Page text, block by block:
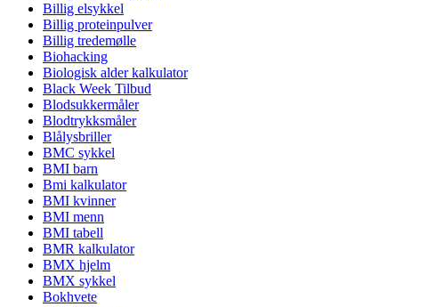
Billig elsykkel
Billig proteinpulver
Billig tredemølle
Biohacking
Biologisk alder kalkulator
Black Week Tilbud
Blodsukkermåler
Blodtrykksmåler
Blålysbriller
BMC sykkel
BMI barn
Bmi kalkulator
BMI kvinner
BMI menn
BMI tabell
BMR kalkulator
BMX hjelm
BMX sykkel
Bokhvete